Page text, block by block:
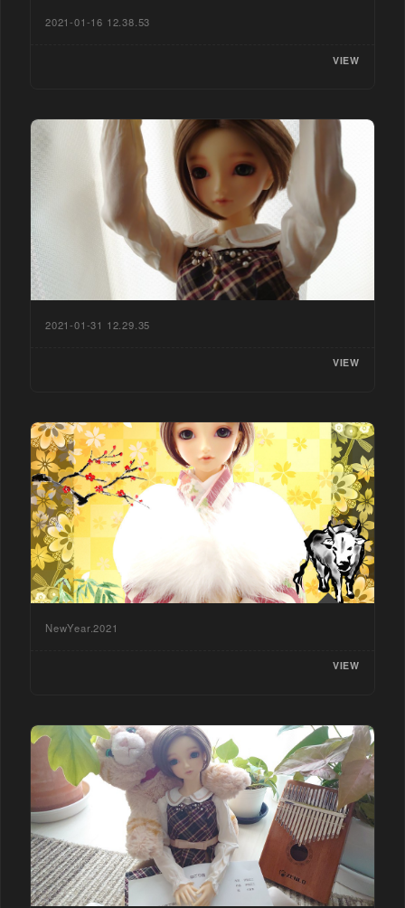
2021-01-16 12.38.53
VIEW
2021-01-31 12.29.35
VIEW
NewYear.2021
VIEW